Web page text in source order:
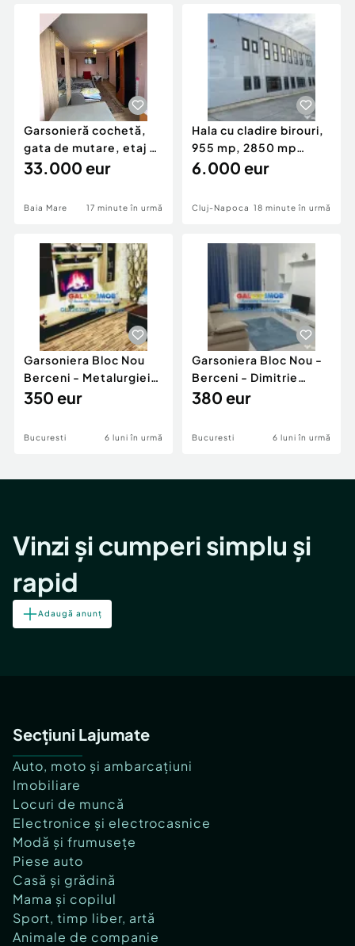
Servicii
Animale de companie
Afaceri și echipamente profesionale
Inchiriere Bunuri si Vehicule
Utilaje agricole si industriale
Piese auto si accesorii
Dacia Duster
Garsonieră cochetă,
gata de mutare, etaj 2,
Zona Gării ??
33.000 eur
Baia Mare 17 minute în urmă
Hala cu cladire birouri,
955 mp, 2850 mp
teren, Campia Turzi
6.000 eur
Cluj-Napoca 18 minute în urmă
Garsoniera Bloc Nou
Berceni - Metalurgiei
Park - Postalionul
350 eur
Bucuresti 6 luni în urmă
Garsoniera Bloc Nou -
Berceni - Dimitrie
Leonida
380 eur
Bucuresti 6 luni în urmă
Vinzi și cumperi simplu și
rapid
Adaugă anunț
Secțiuni Lajumate
Auto, moto și ambarcațiuni
Imobiliare
Locuri de muncă
Electronice și electrocasnice
Modă și frumusețe
Piese auto
Casă și grădină
Mama și copilul
Sport, timp liber, artă
Animale de companie